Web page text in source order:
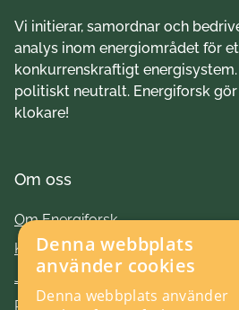
Vi initierar, samordnar och
analys inom energiområdet för
konkurrenskraftigt
politiskt neutralt. Energiforsk
klokare!
Om oss
Om Energiforsk
Kontakt
Jobba hos oss
Press
Denna webbplats
använder cookies
Denna webbplats använder